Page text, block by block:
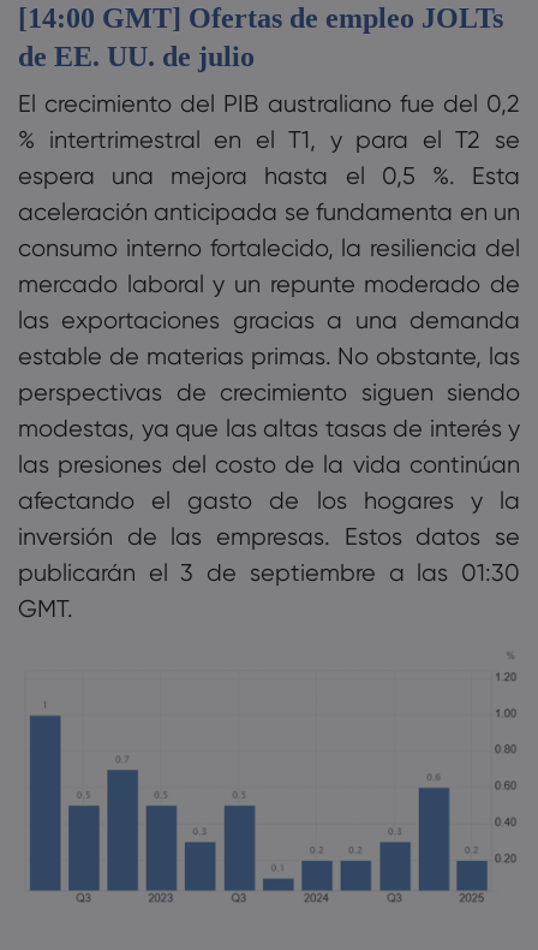
[14:00 GMT] Ofertas de empleo JOLTs
de EE. UU. de julio
El crecimiento del PIB australiano fue del 0,2
% intertrimestral en el T1, y para el T2 se
espera una mejora hasta el 0,5 %. Esta
aceleración anticipada se fundamenta en un
consumo interno fortalecido, la resiliencia del
mercado laboral y un repunte moderado de
las exportaciones gracias a una demanda
estable de materias primas. No obstante, las
perspectivas de crecimiento siguen siendo
modestas, ya que las altas tasas de interés y
las presiones del costo de la vida continúan
afectando el gasto de los hogares y la
inversión de las empresas. Estos datos se
publicarán el 3 de septiembre a las 01:30
GMT.